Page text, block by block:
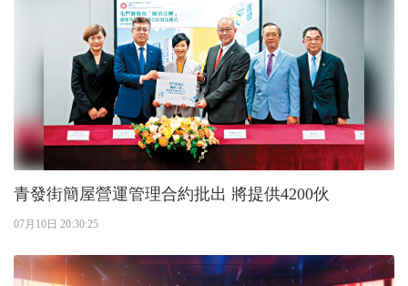
青發街簡屋營運管理合約批出 將提供4200伙
07月10日 20:30:25